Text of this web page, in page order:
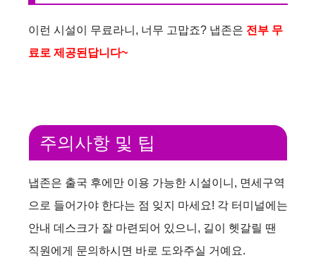
이런 시설이 무료라니, 너무 고맙죠? 냅존은 전부 무
료로 제공된답니다~
주의사항 및 팁
냅존은 출국 후에만 이용 가능한 시설이니, 면세구역
으로 들어가야 한다는 점 잊지 마세요! 각 터미널에는
안내 데스크가 잘 마련되어 있으니, 길이 헷갈릴 땐
직원에게 문의하시면 바로 도와주실 거예요.